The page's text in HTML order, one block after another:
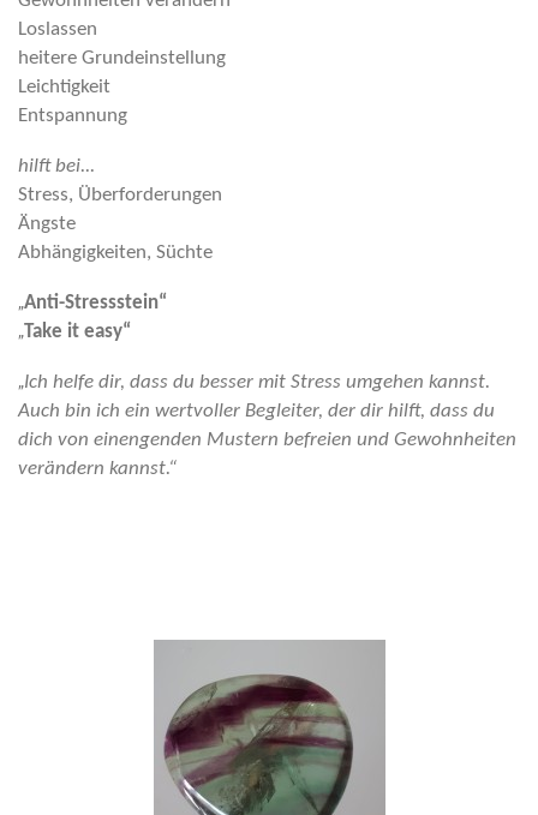
Loslassen
heitere Grundeinstellung
Leichtigkeit
Entspannung
hilft bei...
Stress, Überforderungen
Ängste
Abhängigkeiten, Süchte
„Anti-Stressstein“
„Take it easy“
„Ich helfe dir, dass du besser mit Stress umgehen kannst.
Auch bin ich ein wertvoller Begleiter, der dir hilft, dass du
dich von einengenden Mustern befreien und Gewohnheiten
verändern kannst.“